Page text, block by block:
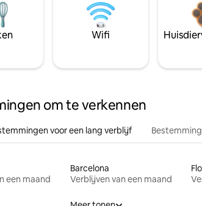
Wifi
om te verkennen
voor een lang verblijf
een maand
Barcelona
Verblijven van een maand